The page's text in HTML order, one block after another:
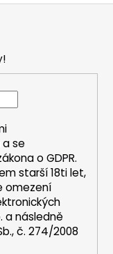
se
oGDPR.
starší 18ti let,
omezení
a následně
č. 274/2008